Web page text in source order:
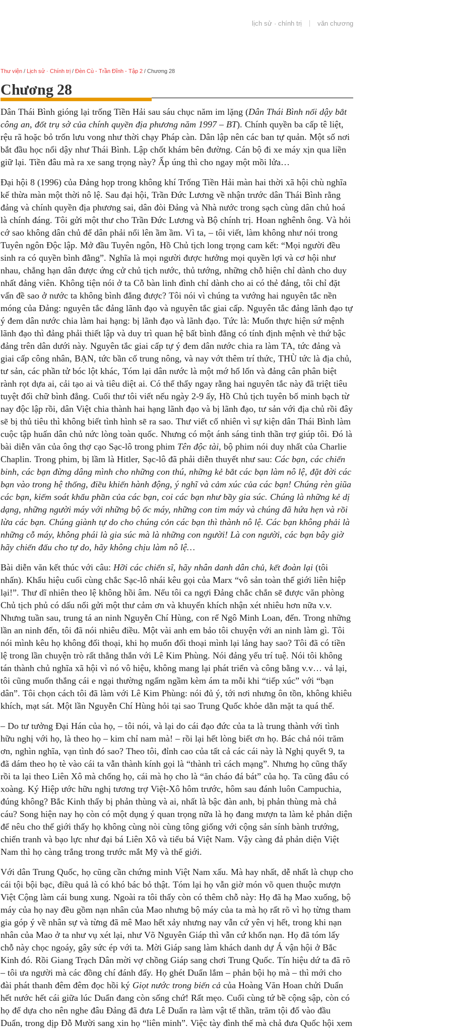
lịch sử · chính trị văn chương
Thư viện / Lịch sử · Chính trị / Đèn Cù - Trần Đĩnh - Tập 2 / Chương 28
Chương 28
Dân Thái Bình gióng lại trống Tiền Hải sau sáu chục năm im lặng (Dân Thái Bình nổi dậy bắt
công an, đốt trụ sở của chính quyền địa phương năm 1997 – BT). Chính quyền ba cấp tê liệt,
rệu rã hoặc bỏ trốn lưu vong như thời chạy Pháp càn. Dân lập nên các ban tự quản. Một số nơi
bắt đầu học nổi dậy như Thái Bình. Lập chốt khám bên đường. Cán bộ đi xe máy xịn qua liền
giữ lại. Tiền đâu mà ra xe sang trọng này? Ấp úng thì cho ngay một mồi lửa…
Đại hội 8 (1996) của Đảng họp trong không khí Trống Tiền Hải màn hai thời xã hội chù nghĩa
kế thừa màn một thời nô lệ. Sau đại hội, Trần Đức Lương về nhận trước dân Thái Bình rằng
đảng và chính quyền địa phương sai, dân đòi Đảng và Nhà nước trong sạch cùng dân chủ hoá
là chính đáng. Tôi gửi một thư cho Trần Đức Lương và Bộ chính trị. Hoan nghênh ông. Và hỏi
cớ sao không dân chủ để dân phải nổi lên ầm ầm. Vì ta, – tôi viết, làm không như nói trong
Tuyên ngôn Độc lập. Mở đầu Tuyên ngôn, Hồ Chủ tịch long trọng cam kết: “Mọi người đều
sinh ra có quyền bình đằng”. Nghĩa là mọi người được hưởng mọi quyền lợi và cơ hội như
nhau, chẳng hạn dân được ứng cử chủ tịch nước, thủ tướng, những chỗ hiện chỉ dành cho duy
nhất đảng viên. Không tiện nói ở ta Cỗ bàn linh đình chỉ dành cho ai có thẻ đảng, tôi chỉ đặt
vấn đề sao ở nước ta không bình đẳng được? Tôi nói vì chúng ta vướng hai nguyên tắc nền
móng của Đảng: nguyên tắc đảng lãnh đạo và nguyên tắc giai cấp. Nguyên tắc đảng lãnh đạo tự
ý đem dân nước chia làm hai hạng: bị lãnh đạo và lãnh đạo. Tức là: Muốn thực hiện sứ mệnh
lãnh đạo thì đảng phải thiết lập và duy trì quan hệ bất bình đẳng có tính định mệnh vè thứ bậc
đảng trên dân dưới này. Nguyên tắc giai cấp tự ý đem dân nước chia ra làm TA, tức đảng và
giai cấp công nhân, BẠN, tức bần cố trung nông, và nay vớt thêm trí thức, THÙ tức là địa chủ,
tư sản, các phần tử bóc lột khác, Tóm lại dân nước là một mớ hổ lốn và đảng cân phân biệt
rành rọt dựa ai, cải tạo ai và tiêu diệt ai. Có thể thấy ngay rằng hai nguyên tắc này đã triệt tiêu
tuyệt đối chữ bình đẳng. Cuối thư tôi viết nếu ngày 2-9 ấy, Hồ Chủ tịch tuyên bố minh bạch từ
nay độc lập rồi, dân Việt chia thành hai hạng lãnh đạo và bị lãnh đạo, tư sản với địa chủ rồi đây
sẽ bị thủ tiêu thì không biết tình hình sẽ ra sao. Thư viết cố nhiên vì sự kiện dân Thái Bình làm
cuộc tập huấn dân chủ nức lòng toàn quốc. Nhưng có một ánh sáng tinh thần trợ giúp tôi. Đó là
bài diễn văn của ông thợ cạo Sạc-lô trong phim Tên độc tài, bộ phim nói duy nhất của Charlie
Chaplin. Trong phim, bị lầm là Hitler, Sạc-lô đã phải diễn thuyết như sau: Các bạn, các chiến
binh, các bạn đừng dâng mình cho những con thú, những kẻ bắt các bạn làm nô lệ, đặt đời các
bạn vào trong hệ thống, điều khiến hành động, ý nghĩ và cảm xúc của các bạn! Chúng rèn giũa
các bạn, kiếm soát khẩu phần của các bạn, coi các bạn như bầy gia súc. Chúng là những kẻ dị
dạng, những người máy với những bộ ốc máy, những con tim máy và chúng đã hứa hẹn và rồi
lừa các bạn. Chúng giành tự do cho chúng cỏn các bạn thì thành nô lệ. Các bạn không phải là
những cỗ máy, không phái là gia súc mà là những con người! Là con người, các bạn bây giờ
hãy chiến đấu cho tự do, hãy không chịu làm nô lệ…
Bài diễn văn kết thúc với câu: Hỡi các chiến sĩ, hãy nhân danh dân chủ, kết đoàn lại (tôi
nhấn). Khẩu hiệu cuối cùng chắc Sạc-lô nhái kêu gọi của Marx “vô sản toàn thế giới liên hiệp
lại!”. Thư dĩ nhiên theo lệ không hồi âm. Nếu tôi ca ngợi Đảng chắc chắn sẽ được văn phòng
Chủ tịch phủ có dấu nổi gửi một thư cảm ơn và khuyến khích nhận xét nhiêu hơn nữa v.v.
Nhưng tuần sau, trung tá an ninh Nguyễn Chí Hùng, con rể Ngô Minh Loan, đến. Trong những
lần an ninh đến, tôi đã nói nhiêu điều. Một vài anh em bảo tôi chuyện với an ninh làm gì. Tôi
nói mình kêu họ không đối thoại, khi họ muốn đối thoại mình lại lảng hay sao? Tôi đã có tiền
lệ trong lần chuyện trò rất thẳng thắn với Lê Kim Phùng. Nói đảng yếu trí tuệ. Nói tôi không
tán thành chủ nghĩa xã hội vì nó vô hiệu, không mang lại phát triển và công bằng v.v… vả lại,
tôi cũng muốn thắng cái e ngại thường ngấm ngầm kèm ám ta mỗi khi “tiếp xúc” với “bạn
dân”. Tôi chọn cách tôi đã làm với Lê Kim Phùng: nói đủ ý, tới nơi nhưng ôn tồn, không khiêu
khích, mạt sát. Một lần Nguyễn Chí Hùng hỏi tại sao Trung Quốc khỏe dằn mặt ta quá thế.
– Do tư tưởng Đại Hán của họ, – tôi nói, và lại do cái đạo đức của ta là trung thành với tình
hữu nghị với họ, là theo họ – kim chỉ nam mà! – rồi lại hết lòng biết ơn họ. Bác chả nói trăm
ơn, nghìn nghĩa, vạn tình đó sao? Theo tôi, đỉnh cao của tất cả các cái này là Nghị quyết 9, ta
đã dám theo họ tè vào cái ta vẫn thành kính gọi là “thành trì cách mạng”. Nhưng họ cũng thấy
rồi ta lại theo Liên Xô mà chống họ, cái mà họ cho là “ăn cháo đá bát” của họ. Ta cũng đâu có
xoàng. Ký Hiệp ước hữu nghị tương trợ Việt-Xô hôm trước, hôm sau đánh luôn Campuchia,
đúng không? Bắc Kinh thấy bị phản thùng và ai, nhất là bậc đàn anh, bị phản thùng mà chả
cáu? Song hiện nay họ còn có một dụng ý quan trọng nữa là họ đang mượn ta làm kẻ phản diện
để nêu cho thế giới thấy họ không cùng nòi cùng tông giống với cộng sản sính bành trướng,
chiến tranh và bạo lực như đại bá Liên Xô và tiểu bá Việt Nam. Vậy càng đả phản diện Việt
Nam thì họ càng trắng trong trước mắt Mỹ và thế giới.
Với dân Trung Quốc, họ cũng cần chứng minh Việt Nam xấu. Mà hay nhất, dễ nhất là chụp cho
cái tội bội bạc, điều quả là có khó bác bỏ thật. Tóm lại họ vẫn giờ món võ quen thuộc mượn
Việt Cộng làm cái bung xung. Ngoài ra tôi thấy còn có thêm chỗ này: Họ đã hạ Mao xuống, bộ
máy của họ nay đều gồm nạn nhân của Mao nhưng bộ máy của ta mà họ rất rõ vì họ từng tham
gia góp ý về nhân sự và từng đã mê Mao hết xảy nhưng nay vẫn cứ yên vị hết, trong khi nạn
nhân của Mao ở ta như vụ xét lại, như Võ Nguyên Giáp thì vẫn cứ khốn nạn. Họ đã tóm lấy
chỗ này chọc ngoáy, gây sức ép với ta. Mời Giáp sang làm khách danh dự Á vận hội ở Bắc
Kinh đó. Rồi Giang Trạch Dân mời vợ chồng Giáp sang chơi Trung Quốc. Tín hiệu dứ ta đã rõ
– tôi ưa người mà các đồng chí đánh đấy. Họ ghét Duẩn lắm – phản bội họ mà – thì mới cho
đài phát thanh đêm đêm đọc hồi ký Giọt nước trong biến cả của Hoàng Văn Hoan chửi Duẩn
hết nước hết cái giữa lúc Duẩn đang còn sống chứ! Rất mẹo. Cuối cùng tứ bề cộng sập, còn có
họ để dựa cho nên nghe đâu Đảng đã đưa Lê Duẩn ra làm vật tế thần, trăm tội đố vào đầu
Duẩn, trong dịp Đỗ Mười sang xin họ “liên minh”. Việc tày đình thế mà chả đưa Quốc hội xem